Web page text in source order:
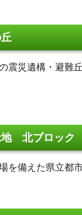
震災遺構・避難
地 北ブロック
を備えた県立都市